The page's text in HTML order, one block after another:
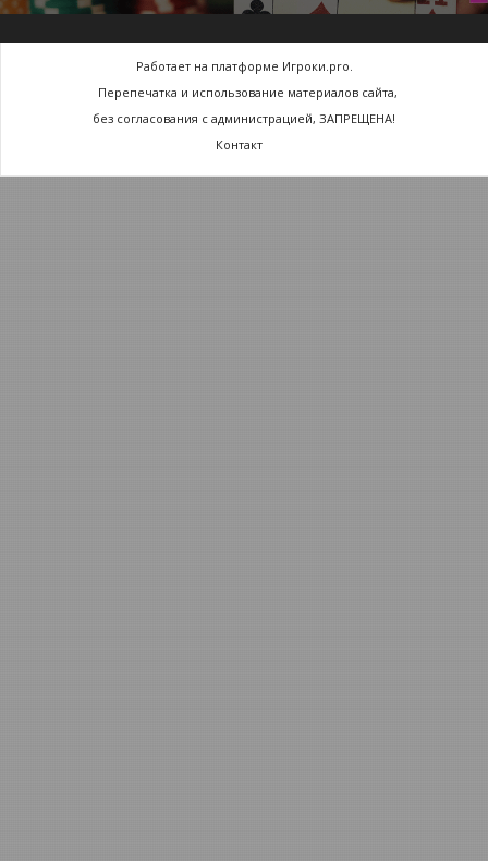
Работает на платформе Игроки.pro.
Перепечатка и использование материалов сайта,
без согласования с администрацией, ЗАПРЕЩЕНА!
Контакт